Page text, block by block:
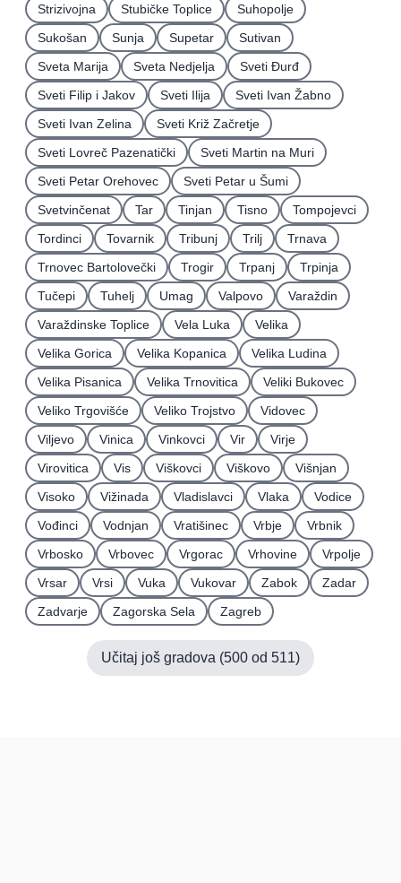
Strizivojna
Stubičke Toplice
Suhopolje
Sukošan
Sunja Supetar
Sutivan
Sveta Marija
Sveta Nedjelja
Sveti Ðurđ
Sveti Filip i Jakov
Sveti Ilija
Sveti Ivan Žabno
Sveti Ivan Zelina
Sveti Križ Začretje
Sveti Lovreč Pazenatički
Sveti Martin na Muri
Sveti Petar Orehovec
Sveti Petar u Šumi
Svetvinčenat
Tar Tinjan Tisno
Tompojevci
Tordinci
Tovarnik Tribunj Trilj
Trnava
Trnovec Bartolovečki
Trogir Trpanj
Trpinja
Tučepi
Tuhelj Umag Valpovo
Varaždin
Varaždinske Toplice
Vela Luka
Velika
Velika Gorica
Velika Kopanica
Velika Ludina
Velika Pisanica
Velika Trnovitica
Veliki Bukovec
Veliko Trgovišće
Veliko Trojstvo
Vidovec
Viljevo
Vinica Vinkovci Vir
Virje
Virovitica
Vis Viškovci Viškovo
Višnjan
Visoko
Vižinada Vladislavci Vlaka
Vodice
Vođinci
Vodnjan Vratišinec Vrbje
Vrbnik
Vrbosko
Vrbovec Vrgorac Vrhovine
Vrpolje
Vrsar
Vrsi Vuka Vukovar Zabok
Zadar
Zadvarje
Zagorska Sela Zagreb
Učitaj još gradova (500 od 511)